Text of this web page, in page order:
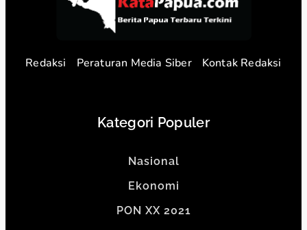
Redaksi Peraturan Media Siber Kontak Redaksi
Kategori Populer
Nasional
Ekonomi
PON XX 2021